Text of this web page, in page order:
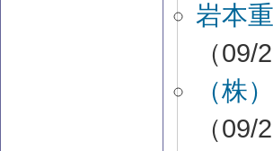
岩本
（09/
（株
（09/